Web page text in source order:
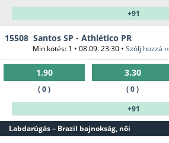
+91
15508 Santos SP - Athlético PR
Min kötés: 1 • 08.09. 23:30 • Szólj hozzá ››
1.90
( 0 )
3.30
( 0 )
+91
Labdarúgás – Brazil bajnokság, női